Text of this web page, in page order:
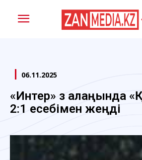
06.11.2025
«Интер» өз алаңында
2:1 есебімен жеңді